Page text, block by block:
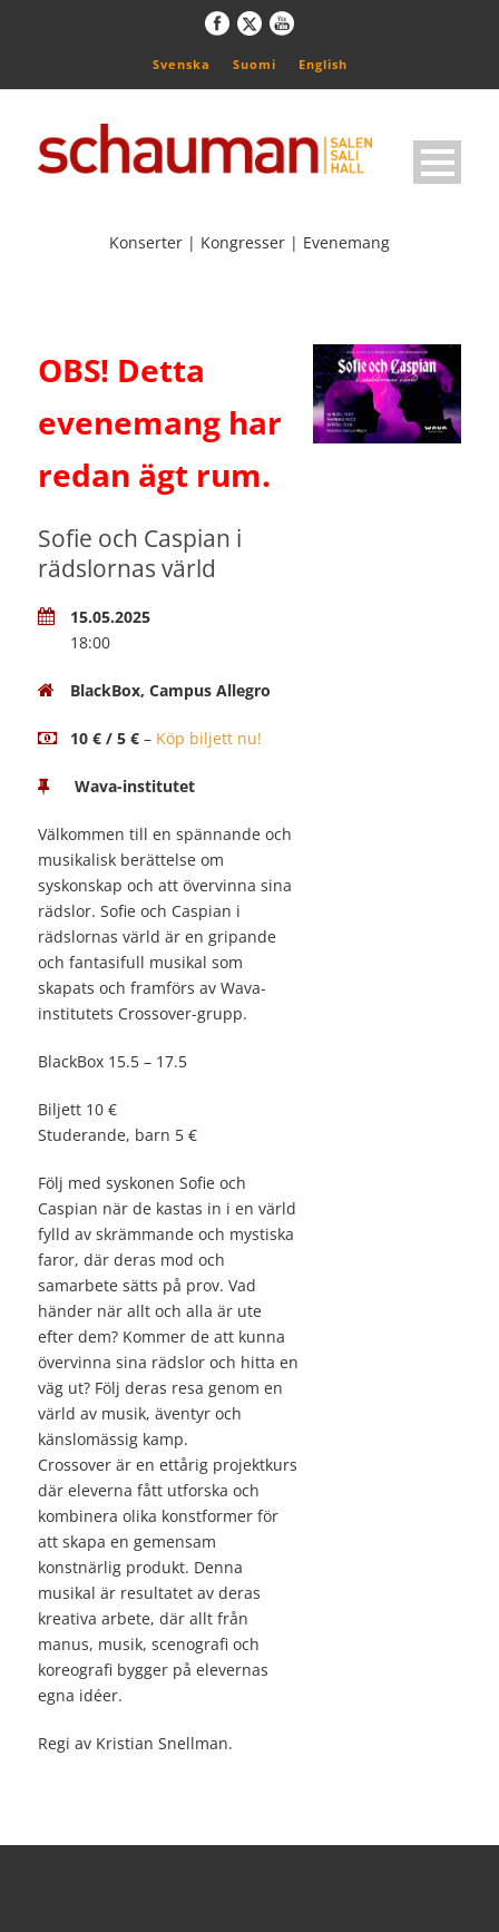
Svenska Suomi English
Konserter | Kongresser | Evenemang
OBS! Detta
evenemang har
redan ägt rum.
Sofie och Caspian i
rädslornas värld
15.05.2025
18:00
BlackBox, Campus Allegro
10 € / 5 € – Köp biljett nu!
Wava-institutet
Välkommen till en spännande och
musikalisk berättelse om
syskonskap och att övervinna sina
rädslor. Sofie och Caspian i
rädslornas värld är en gripande
och fantasifull musikal som
skapats och framförs av Wava-
institutets Crossover-grupp.
BlackBox 15.5 – 17.5
Biljett 10 €
Studerande, barn 5 €
Följ med syskonen Sofie och
Caspian när de kastas in i en värld
fylld av skrämmande och mystiska
faror, där deras mod och
samarbete sätts på prov. Vad
händer när allt och alla är ute
efter dem? Kommer de att kunna
övervinna sina rädslor och hitta en
väg ut? Följ deras resa genom en
värld av musik, äventyr och
känslomässig kamp.
Crossover är en ettårig projektkurs
där eleverna fått utforska och
kombinera olika konstformer för
att skapa en gemensam
konstnärlig produkt. Denna
musikal är resultatet av deras
kreativa arbete, där allt från
manus, musik, scenografi och
koreografi bygger på elevernas
egna idéer.
Regi av Kristian Snellman.